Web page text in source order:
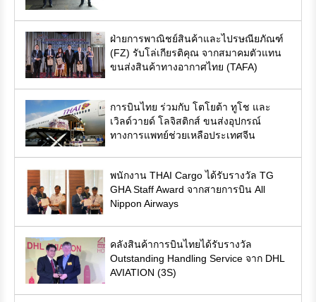
ฝ่ายการพาณิชย์สินค้าและไปรษณียภัณฑ์
(FZ) รับโล่เกียรติคุณ จากสมาคมตัวแทน
ขนส่งสินค้าทางอากาศไทย (TAFA)
การบินไทย ร่วมกับ โตโยต้า ทูโช และ
เวิลด์วายด์ โลจิสติกส์ ขนส่งอุปกรณ์
ทางการแพทย์ช่วยเหลือประเทศจีน
พนักงาน THAI Cargo ได้รับรางวัล TG
GHA Staff Award จากสายการบิน All
Nippon Airways
คลังสินค้าการบินไทยได้รับรางวัล
Outstanding Handling Service จาก DHL
AVIATION (3S)